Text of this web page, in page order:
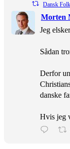
Dansk
Morten
Jeg
Sådan
Derfor
danske
Hvis jeg